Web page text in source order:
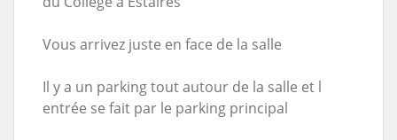
Vous arrivez juste en face de la salle
Il y a un parking tout autour de la salle et l
entrée se fait par le parking principal